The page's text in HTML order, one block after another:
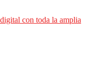
con toda la amplia